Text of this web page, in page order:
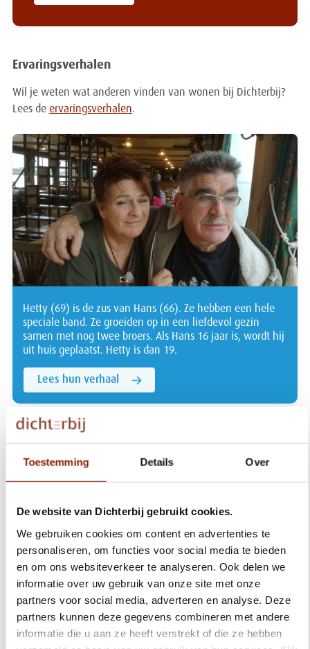
Toestemming Details Over
De website van Dichterbij gebruikt cookies.
We gebruiken cookies om content en advertenties te
personaliseren, om functies voor social media te bieden
en om ons websiteverkeer te analyseren. Ook delen we
informatie over uw gebruik van onze site met onze
partners voor social media, adverteren en analyse. Deze
partners kunnen deze gegevens combineren met andere
informatie die u aan ze heeft verstrekt of die ze hebben
Ervaringsverhalen
Wil je weten wat anderen vinden van wonen bij Dichterbij?
Lees de ervaringsverhalen.
Hetty (69) is de zus van Hans (66). Ze hebben een hele
speciale band. Ze groeiden op in een liefdevol gezin
samen met nog twee broers. Als Hans 16 jaar is, wordt hij
uit huis geplaatst. Hetty is dan 19.
Lees hun verhaal
Als je ouder wordt, krijg je vaker te maken met
lichamelijke klachten en met ziekten als dementie.
Natuurlijk zorgen we goed voor je en gaan we op zoek
naar oplossingen. Net zoals we bij Truus deden!